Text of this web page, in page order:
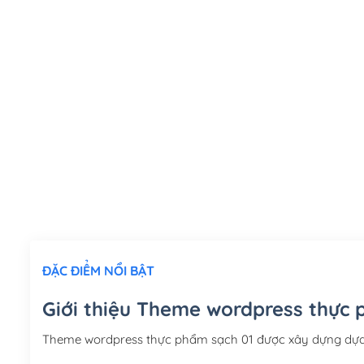
ĐẶC ĐIỂM NỔI BẬT
Giới thiệu Theme wordpress thực
Theme wordpress thực phẩm sạch 01 được xây dựng